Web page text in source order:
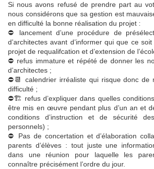
Si nous avons refusé de prendre part au
nous considérons que sa gestion est
en difficulté la bonne réalisation du projet :
⛔️ lancement d’une procédure de
d’architectes avant d’informer qui que ce soit
projet de requalifcation et d’extension de
⛔️ refus immature et répété de donner les
d’architectes ;
⛔️📆 calendrier irréaliste qui risque donc de
difficulté ;
⛔️🏗️ refus d’expliquer dans quelles
être mis en œuvre pendant plus d’un an et
conditions d’instruction et de sécurité
personnels) ;
⛔️ Pas de concertation et d’élaboration
parents d’élèves : tout juste une
dans une réunion pour laquelle les
connaître précisément l’ordre du jour.